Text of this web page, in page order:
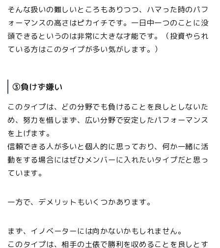
そんな扱いの難しいところもありつつ、ハマった時のパフ
ォーマンスの高さはピカイチです。一日中一つのことに没
頭できるというのは非常に大きな才能です。（投資やられ
ている方はこのタイプが多い気がします。）
③負けず嫌い
このタイプは、どの分野でも負けることを良しとしないた
め、努力を惜しまず、広い分野で安定したパフォーマンス
を上げます。
信頼できる人が多いと個人的に思っており、何か一緒に活
動をする場合にはぜひメンバーに入れたいタイプだと思っ
ています。
一方で、デメリットもいくつかあります。
まず、イノベーターには向かないかもしれません。
このタイプは、相手の土俵で勝利を収めることを良しとす